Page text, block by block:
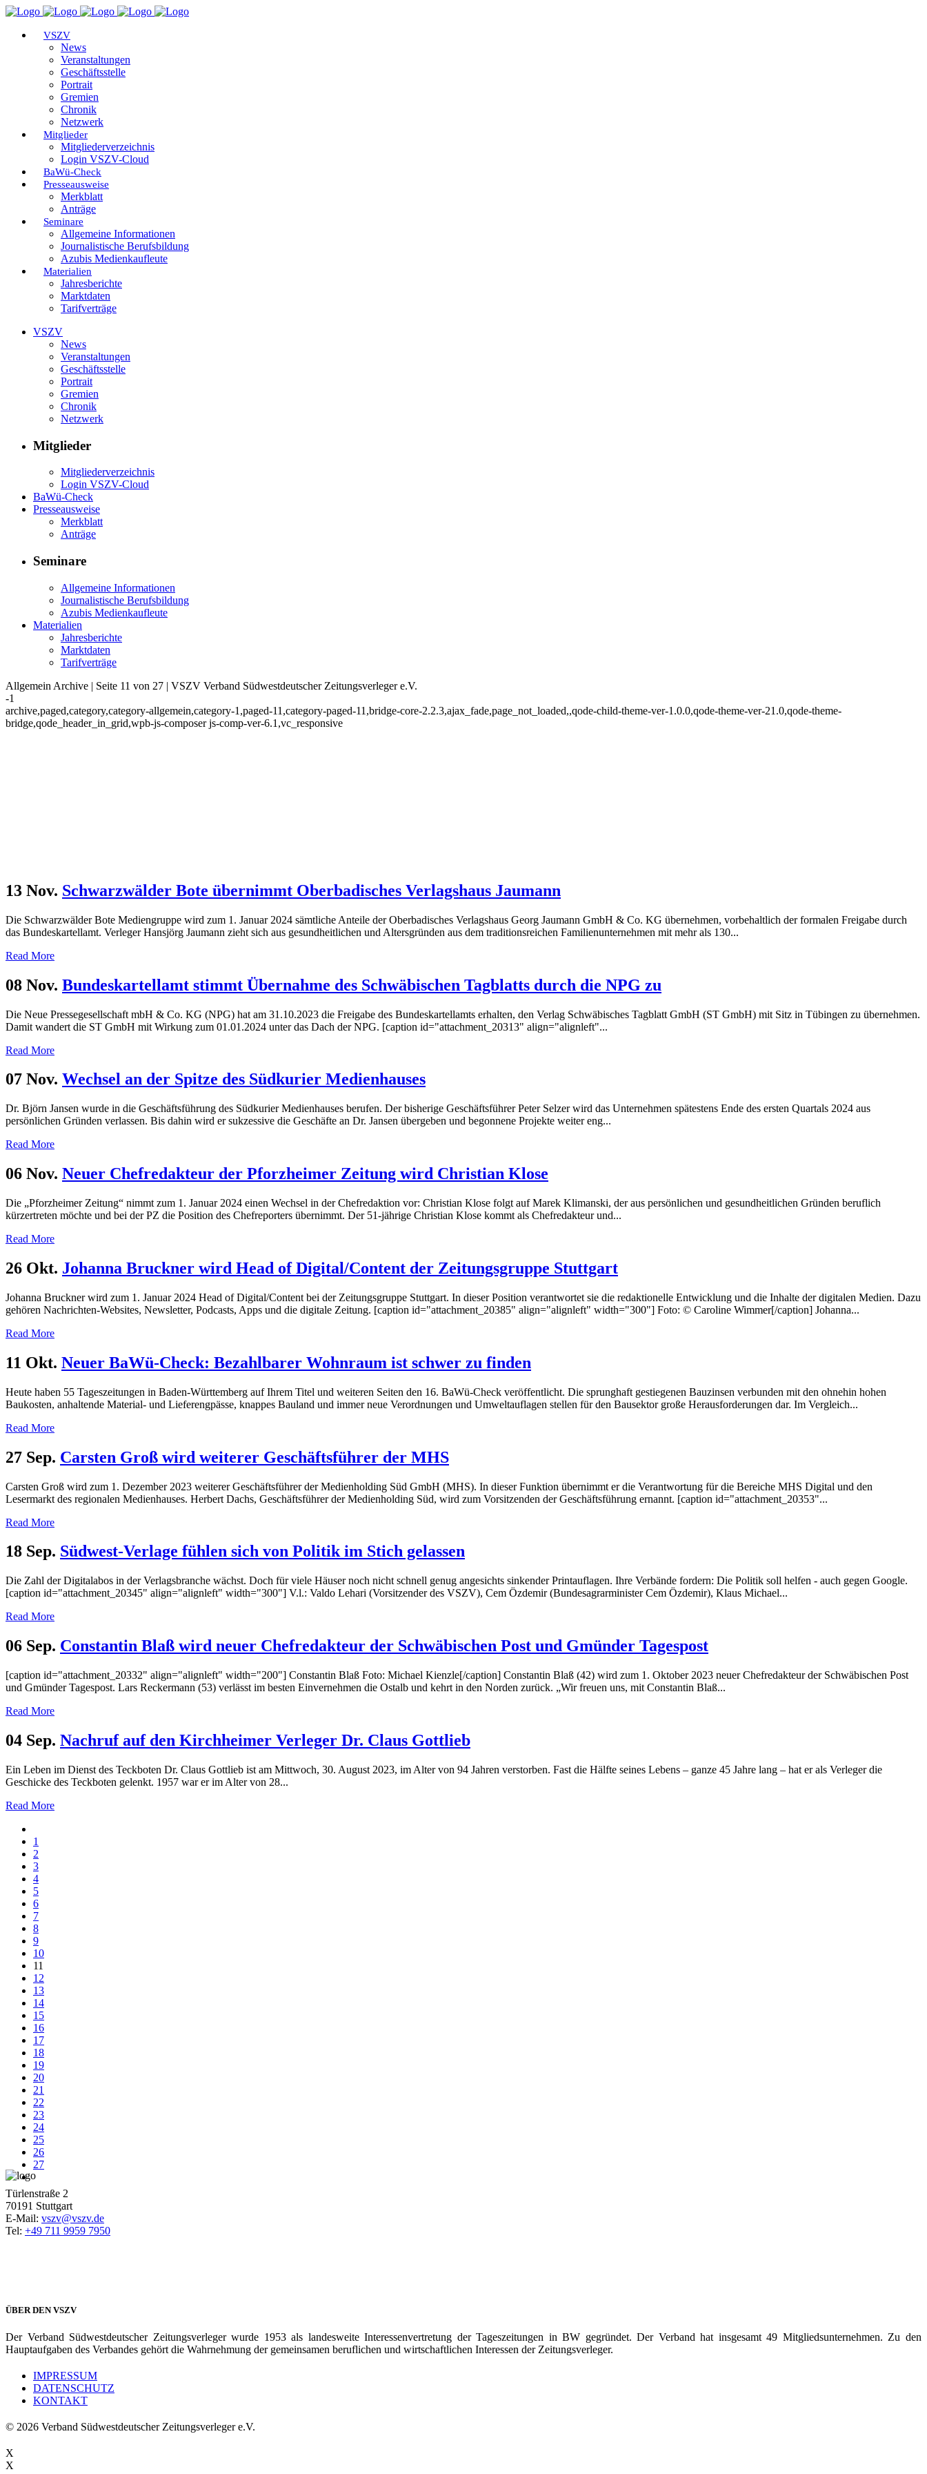
VSZV
News
Veranstaltungen
Geschäftsstelle
Portrait
Gremien
Chronik
Netzwerk
Mitglieder
Mitgliederverzeichnis
Login VSZV-Cloud
BaWü-Check
Presseausweise
Merkblatt
Anträge
Seminare
Allgemeine Informationen
Journalistische Berufsbildung
Azubis Medienkaufleute
Materialien
Jahresberichte
Marktdaten
Tarifverträge
VSZV
News
Veranstaltungen
Geschäftsstelle
Portrait
Gremien
Chronik
Netzwerk
Mitglieder
Mitgliederverzeichnis
Login VSZV-Cloud
BaWü-Check
Presseausweise
Merkblatt
Anträge
Seminare
Allgemeine Informationen
Journalistische Berufsbildung
Azubis Medienkaufleute
Materialien
Jahresberichte
Marktdaten
Tarifverträge
Allgemein Archive | Seite 11 von 27 | VSZV Verband Südwestdeutscher Zeitungsverleger e.V.
-1
archive,paged,category,category-allgemein,category-1,paged-11,category-paged-11,bridge-core-2.2.3,ajax_fade,page_not_loaded,,qode-child-theme-ver-1.0.0,qode-theme-ver-21.0,qode-theme-
bridge,qode_header_in_grid,wpb-js-composer js-comp-ver-6.1,vc_responsive
13 Nov. Schwarzwälder Bote übernimmt Oberbadisches Verlagshaus Jaumann
Die Schwarzwälder Bote Mediengruppe wird zum 1. Januar 2024 sämtliche Anteile der Oberbadisches Verlagshaus Georg Jaumann GmbH & Co. KG übernehmen, vorbehaltlich der formalen Freigabe durch
das Bundeskartellamt. Verleger Hansjörg Jaumann zieht sich aus gesundheitlichen und Altersgründen aus dem traditionsreichen Familienunternehmen mit mehr als 130...
Read More
08 Nov. Bundeskartellamt stimmt Übernahme des Schwäbischen Tagblatts durch die NPG zu
Die Neue Pressegesellschaft mbH & Co. KG (NPG) hat am 31.10.2023 die Freigabe des Bundeskartellamts erhalten, den Verlag Schwäbisches Tagblatt GmbH (ST GmbH) mit Sitz in Tübingen zu übernehmen.
Damit wandert die ST GmbH mit Wirkung zum 01.01.2024 unter das Dach der NPG. [caption id="attachment_20313" align="alignleft"...
Read More
07 Nov. Wechsel an der Spitze des Südkurier Medienhauses
Dr. Björn Jansen wurde in die Geschäftsführung des Südkurier Medienhauses berufen. Der bisherige Geschäftsführer Peter Selzer wird das Unternehmen spätestens Ende des ersten Quartals 2024 aus
persönlichen Gründen verlassen. Bis dahin wird er sukzessive die Geschäfte an Dr. Jansen übergeben und begonnene Projekte weiter eng...
Read More
06 Nov. Neuer Chefredakteur der Pforzheimer Zeitung wird Christian Klose
Die „Pforzheimer Zeitung“ nimmt zum 1. Januar 2024 einen Wechsel in der Chefredaktion vor: Christian Klose folgt auf Marek Klimanski, der aus persönlichen und gesundheitlichen Gründen beruflich
kürzertreten möchte und bei der PZ die Position des Chefreporters übernimmt. Der 51-jährige Christian Klose kommt als Chefredakteur und...
Read More
26 Okt. Johanna Bruckner wird Head of Digital/Content der Zeitungsgruppe Stuttgart
Johanna Bruckner wird zum 1. Januar 2024 Head of Digital/Content bei der Zeitungsgruppe Stuttgart. In dieser Position verantwortet sie die redaktionelle Entwicklung und die Inhalte der digitalen Medien. Dazu
gehören Nachrichten-Websites, Newsletter, Podcasts, Apps und die digitale Zeitung. [caption id="attachment_20385" align="alignleft" width="300"] Foto: © Caroline Wimmer[/caption] Johanna...
Read More
11 Okt. Neuer BaWü-Check: Bezahlbarer Wohnraum ist schwer zu finden
Heute haben 55 Tageszeitungen in Baden-Württemberg auf Ihrem Titel und weiteren Seiten den 16. BaWü-Check veröffentlicht. Die sprunghaft gestiegenen Bauzinsen verbunden mit den ohnehin hohen
Baukosten, anhaltende Material- und Lieferengpässe, knappes Bauland und immer neue Verordnungen und Umweltauflagen stellen für den Bausektor große Herausforderungen dar. Im Vergleich...
Read More
27 Sep. Carsten Groß wird weiterer Geschäftsführer der MHS
Carsten Groß wird zum 1. Dezember 2023 weiterer Geschäftsführer der Medienholding Süd GmbH (MHS). In dieser Funktion übernimmt er die Verantwortung für die Bereiche MHS Digital und den
Lesermarkt des regionalen Medienhauses. Herbert Dachs, Geschäftsführer der Medienholding Süd, wird zum Vorsitzenden der Geschäftsführung ernannt. [caption id="attachment_20353"...
Read More
18 Sep. Südwest-Verlage fühlen sich von Politik im Stich gelassen
Die Zahl der Digitalabos in der Verlagsbranche wächst. Doch für viele Häuser noch nicht schnell genug angesichts sinkender Printauflagen. Ihre Verbände fordern: Die Politik soll helfen - auch gegen Google.
[caption id="attachment_20345" align="alignleft" width="300"] V.l.: Valdo Lehari (Vorsitzender des VSZV), Cem Özdemir (Bundesagrarminister Cem Özdemir), Klaus Michael...
Read More
06 Sep. Constantin Blaß wird neuer Chefredakteur der Schwäbischen Post und Gmünder Tagespost
[caption id="attachment_20332" align="alignleft" width="200"] Constantin Blaß Foto: Michael Kienzle[/caption] Constantin Blaß (42) wird zum 1. Oktober 2023 neuer Chefredakteur der Schwäbischen Post
und Gmünder Tagespost. Lars Reckermann (53) verlässt im besten Einvernehmen die Ostalb und kehrt in den Norden zurück. „Wir freuen uns, mit Constantin Blaß...
Read More
04 Sep. Nachruf auf den Kirchheimer Verleger Dr. Claus Gottlieb
Ein Leben im Dienst des Teckboten Dr. Claus Gottlieb ist am Mittwoch, 30. August 2023, im Alter von 94 Jahren verstorben. Fast die Hälfte seines Lebens – ganze 45 Jahre lang – hat er als Verleger die
Geschicke des Teckboten gelenkt. 1957 war er im Alter von 28...
Read More
1
2
3
4
5
6
7
8
9
10
11
12
13
14
15
16
17
18
19
20
21
22
23
24
25
26
27
Türlenstraße 2
70191 Stuttgart
E-Mail: vszv@vszv.de
Tel: +49 711 9959 7950
ÜBER DEN VSZV
Der Verband Südwestdeutscher Zeitungsverleger wurde 1953 als landesweite Interessenvertretung der Tageszeitungen in BW gegründet. Der Verband hat insgesamt 49 Mitgliedsunternehmen. Zu den
Hauptaufgaben des Verbandes gehört die Wahrnehmung der gemeinsamen beruflichen und wirtschaftlichen Interessen der Zeitungsverleger.
IMPRESSUM
DATENSCHUTZ
KONTAKT
© 2026 Verband Südwestdeutscher Zeitungsverleger e.V.
X
X